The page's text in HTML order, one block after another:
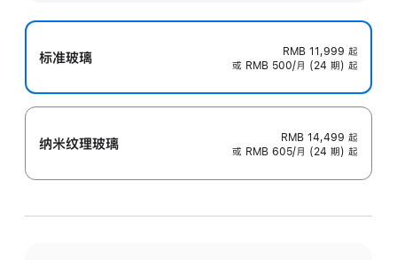
标准玻璃 RMB 11,999 起
或 RMB 500/月 (24 期) 起
纳米纹理玻璃 RMB 14,499 起
或 RMB 605/月 (24 期) 起